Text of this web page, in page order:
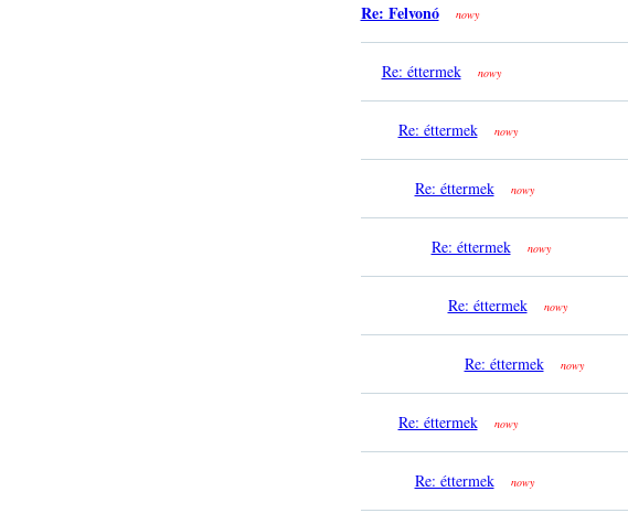
Re: Felvonó nowy
Re: éttermek nowy
Re: éttermek nowy
Re: éttermek nowy
Re: éttermek nowy
Re: éttermek nowy
Re: éttermek nowy
Re: éttermek nowy
Re: éttermek nowy